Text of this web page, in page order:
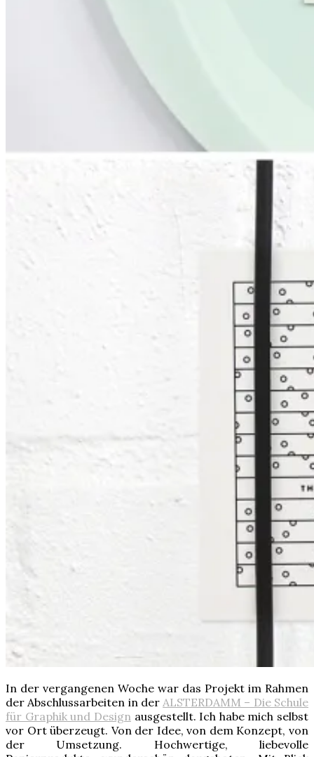
In der vergangenen Woche war das Projekt im Rahmen
der Abschlussarbeiten in der ALSTERDAMM – Die Schule
für Graphik und Design ausgestellt. Ich habe mich selbst
vor Ort überzeugt. Von der Idee, von dem Konzept, von
der Umsetzung. Hochwertige, liebevolle